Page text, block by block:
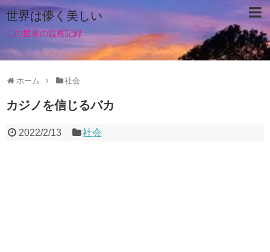
世界は儚く美しい
この世界の観察記録
ホーム 社会
カジノを信じるバカ
2022/2/13 社会